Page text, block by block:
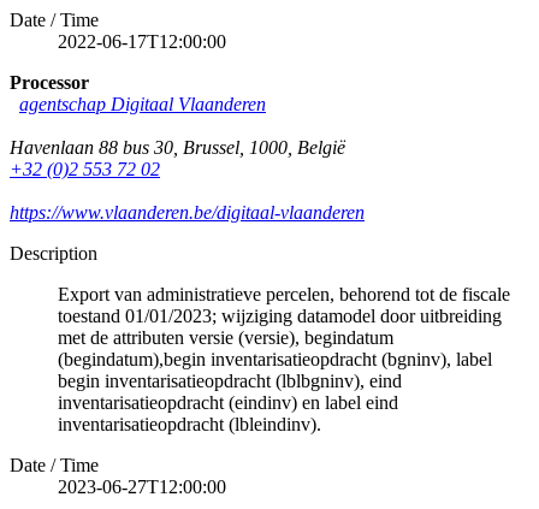
Date / Time
2022-06-17T12:00:00
Processor
agentschap Digitaal Vlaanderen
Havenlaan 88 bus 30 Brussel 1000 België
+32 (0)2 553 72 02
https://www.vlaanderen.be/digitaal-vlaanderen
Description
Export van administratieve percelen, behorend tot de fiscale
toestand 01/01/2023; wijziging datamodel door uitbreiding
met de attributen versie (versie), begindatum
(begindatum),begin inventarisatieopdracht (bgninv), label
begin inventarisatieopdracht (lblbgninv), eind
inventarisatieopdracht (eindinv) en label eind
inventarisatieopdracht (lbleindinv).
Date / Time
2023-06-27T12:00:00